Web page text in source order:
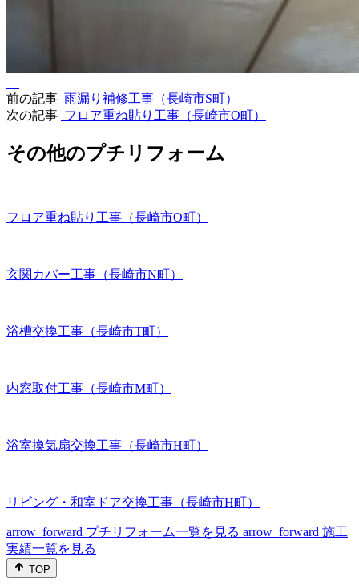
前の記事 雨漏り補修工事（長崎市S町）
次の記事 フロア重ね貼り工事（長崎市O町）
その他のプチリフォーム
フロア重ね貼り工事（長崎市O町）
玄関カバー工事（長崎市N町）
浴槽交換工事（長崎市T町）
内窓取付工事（長崎市M町）
浴室換気扇交換工事（長崎市H町）
リビング・和室ドア交換工事（長崎市H町）
arrow_forward プチリフォーム一覧を見る arrow_forward 施工
実績一覧を見る
TOP